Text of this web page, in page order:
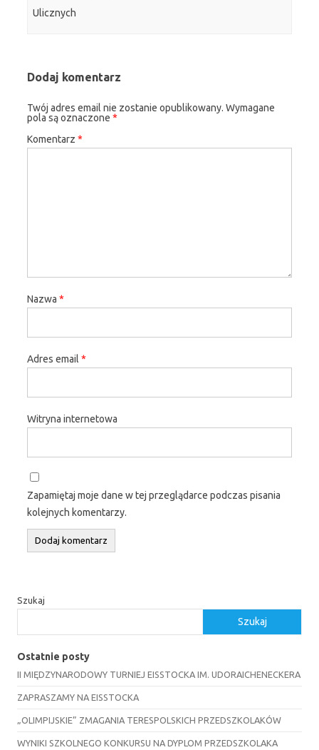
Ulicznych
Dodaj komentarz
Twój adres email nie zostanie opublikowany. Wymagane
pola są oznaczone *
Komentarz *
Nazwa *
Adres email *
Witryna internetowa
Zapamiętaj moje dane w tej przeglądarce podczas pisania
kolejnych komentarzy.
Szukaj
Szukaj
Ostatnie posty
II MIĘDZYNARODOWY TURNIEJ EISSTOCKA IM. UDORAICHENECKERA
ZAPRASZAMY NA EISSTOCKA
„OLIMPIJSKIE” ZMAGANIA TERESPOLSKICH PRZEDSZKOLAKÓW
WYNIKI SZKOLNEGO KONKURSU NA DYPLOM PRZEDSZKOLAKA